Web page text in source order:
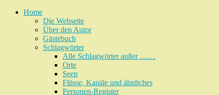
Home
Die Webseite
Über den Autor
Gästebuch
Schlagwörter
Alle Schlagwörter außer ……
Orte
Seen
Flüsse, Kanäle und ähnliches
Personen-Register